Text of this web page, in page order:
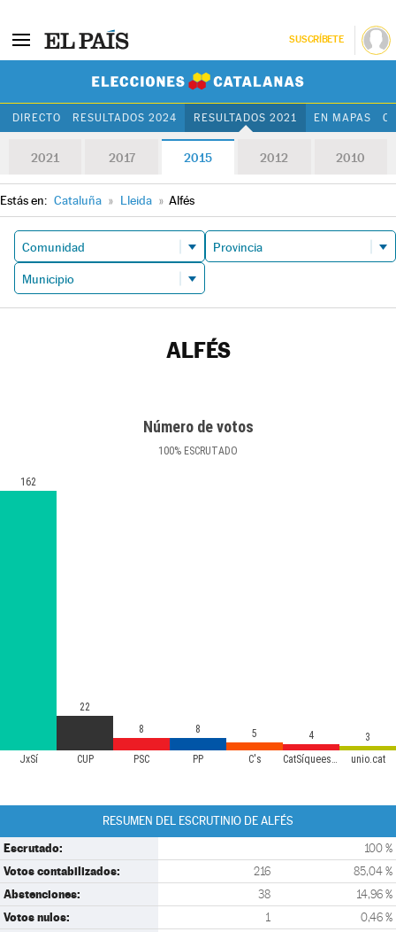
SUSCRÍBETE
DIRECTO RESULTADOS 2024 RESULTADOS 2021 EN MAPAS
2021 2017 2015 2012 2010
Estás en: Cataluña » Lleida » Alfés
ALFÉS
Número de votos
100% ESCRUTADO
JxSí CUP PSC PP C's CatSíqueesPot unio.cat
162
22
8
8 5 4 3
RESUMEN DEL ESCRUTINIO DE ALFÉS
Escrutado: 100 %
Votos contabilizados: 216 85,04 %
Abstenciones: 38 14,96 %
Votos nulos: 1 0,46 %